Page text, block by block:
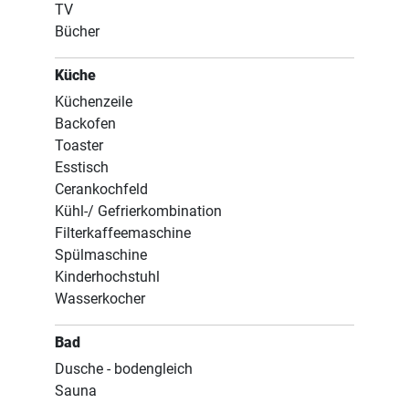
TV
Bücher
Küche
Küchenzeile
Backofen
Toaster
Esstisch
Cerankochfeld
Kühl-/ Gefrierkombination
Filterkaffeemaschine
Spülmaschine
Kinderhochstuhl
Wasserkocher
Bad
Dusche - bodengleich
Sauna